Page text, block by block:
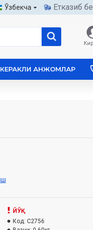
Ўзбекча Етказиб
КЕРАКЛИ АНЖОМЛАР
ЙЎҚ
Код: C2756